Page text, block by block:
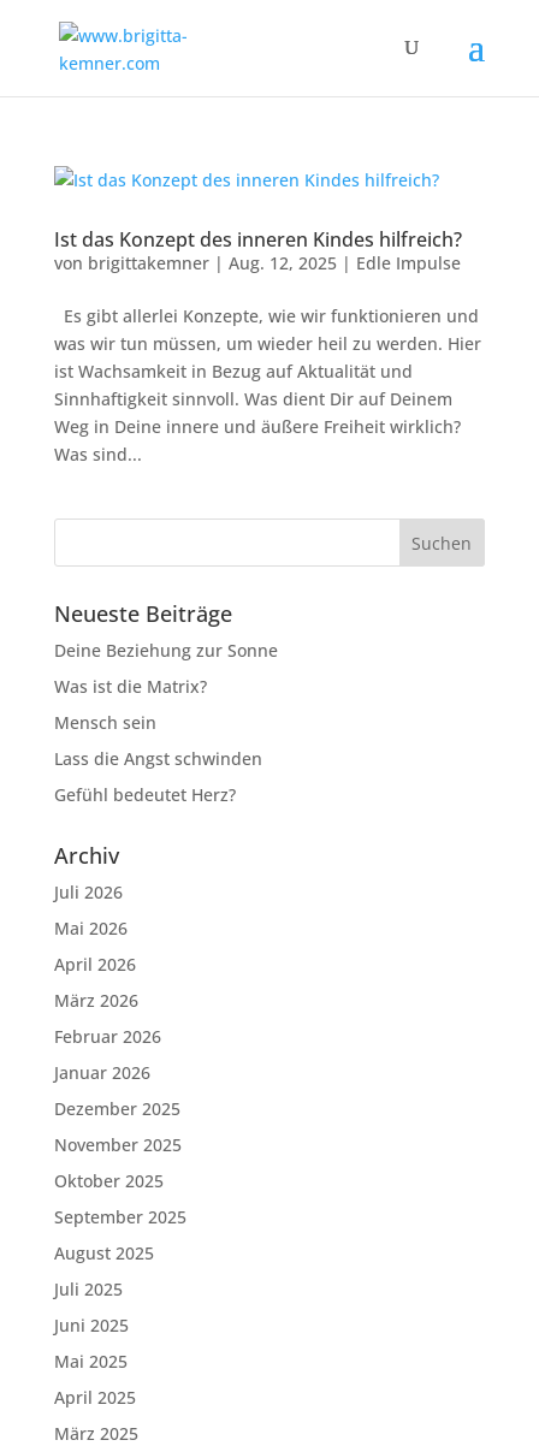
Ist das Konzept des inneren Kindes hilfreich?
von brigittakemner| Aug. 12, 2025| Edle Impulse
Es gibt allerlei Konzepte, wie wir funktionieren und
was wir tun müssen, um wieder heil zu werden. Hier
ist Wachsamkeit in Bezug auf Aktualität und
Sinnhaftigkeit sinnvoll. Was dient Dir auf Deinem
Weg in Deine innere und äußere Freiheit wirklich?
Was sind...
Neueste Beiträge
Deine Beziehung zur Sonne
Was ist die Matrix?
Mensch sein
Lass die Angst schwinden
Gefühl bedeutet Herz?
Archiv
Juli 2026
Mai 2026
April 2026
März 2026
Februar 2026
Januar 2026
Dezember 2025
November 2025
Oktober 2025
September 2025
August 2025
Juli 2025
Juni 2025
Mai 2025
April 2025
März 2025